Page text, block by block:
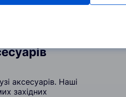
аксесуарів. Наші
західних